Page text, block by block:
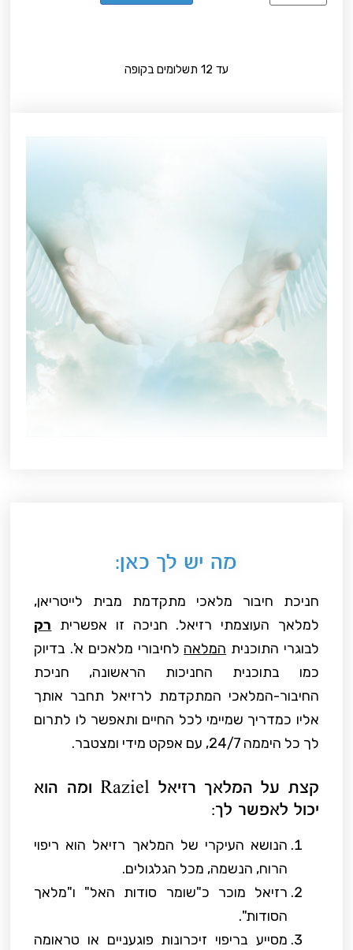
עד 12 תשלומים בקופה
מה יש לך כאן:
חניכת חיבור מלאכי מתקדמת מבית לייטריאן,
למלאך העוצמתי רזיאל. חניכה זו אפשרית רק
לבוגרי התוכנית המלאה לחיבורי מלאכים א'. בדיוק
כמו בתוכנית החניכות הראשונה, חניכת
החיבור-המלאכי המתקדמת לרזיאל תחבר אותך
אליו כמדריך שמיימי לכל החיים ותאפשר לו לתרום
לך כל היממה 24/7, עם אפקט מידי ומצטבר.
קצת על המלאך רזיאל Raziel ומה הוא
יכול לאפשר לך:
הנושא העיקרי של המלאך רזיאל הוא ריפוי
הרוח, הנשמה, מכל הגלגולים.
רזיאל מוכר כ"שומר סודות האל" ו"מלאך
הסודות".
מסייע בריפוי זיכרונות פוגעניים או טראומה